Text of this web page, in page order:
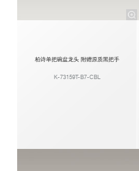
柏诗单把碗盆龙头 附赠原质黑把手
K-73159T-B7-CBL